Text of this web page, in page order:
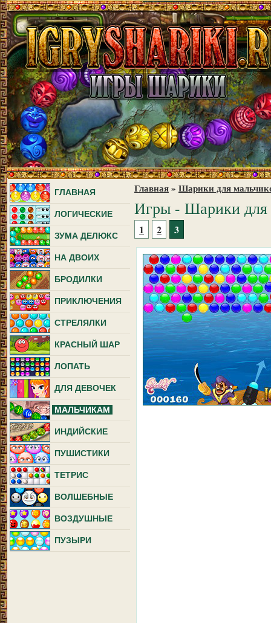
ГЛАВНАЯ
ЛОГИЧЕСКИЕ
ЗУМА ДЕЛЮКС
НА ДВОИХ
БРОДИЛКИ
ПРИКЛЮЧЕНИЯ
СТРЕЛЯЛКИ
КРАСНЫЙ ШАР
ЛОПАТЬ
ДЛЯ ДЕВОЧЕК
МАЛЬЧИКАМ
ИНДИЙСКИЕ
ПУШИСТИКИ
ТЕТРИС
ВОЛШЕБНЫЕ
ВОЗДУШНЫЕ
ПУЗЫРИ
Главная» Шарики для
Игры - Шарики для
1 2 3